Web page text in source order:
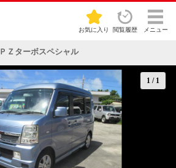
お気に入り 閲覧履歴 メニュー
ＰＺターボスペシャル
1 / 1